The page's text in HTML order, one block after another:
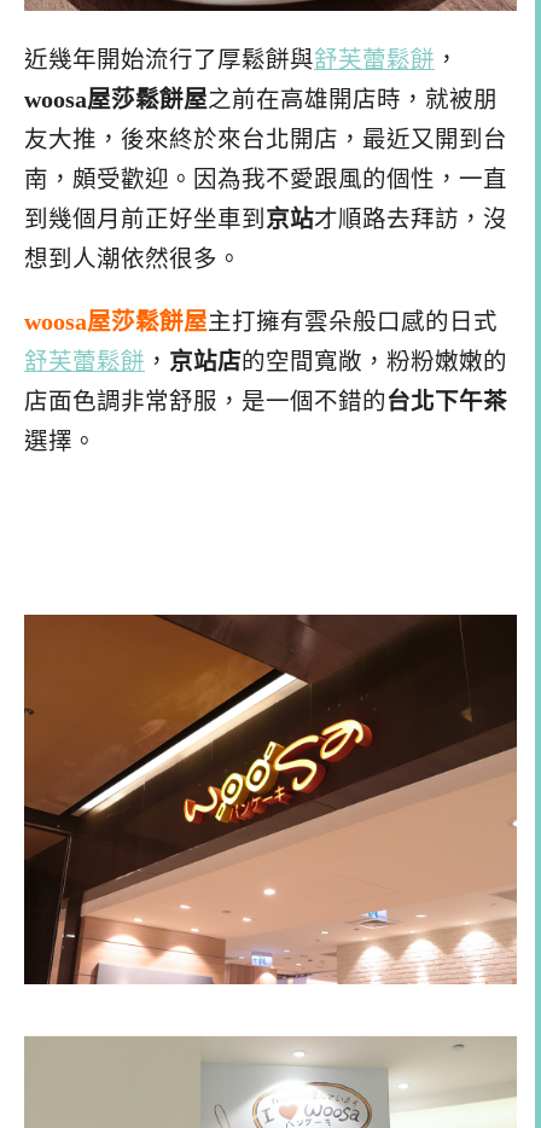
近幾年開始流行了厚鬆餅與舒芙蕾鬆餅 ，
woosa屋莎鬆餅屋之前在高雄開店時，就被朋
友大推，後來終於來台北開店，最近又開到台
南，頗受歡迎。因為我不愛跟風的個性，一直
到幾個月前正好坐車到 京站才順路去拜訪，沒
想到人潮依然很多。
woosa屋莎鬆餅屋主打擁有雲朵般口感的日式
舒芙蕾鬆餅 ， 京站店的空間寬敞，粉粉嫩嫩的
店面色調非常舒服，是一個不錯的台北下午茶
選擇。